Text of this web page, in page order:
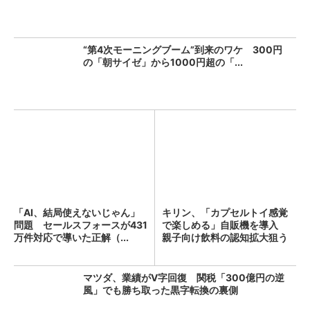
“第4次モーニングブーム”到来のワケ 300円
の「朝サイゼ」から1000円超の「...
「AI、結局使えないじゃん」
問題 セールスフォースが431
万件対応で導いた正解（...
キリン、「カプセルトイ感覚
で楽しめる」自販機を導入
親子向け飲料の認知拡大狙う
マツダ、業績がV字回復 関税「300億円の逆
風」でも勝ち取った黒字転換の裏側